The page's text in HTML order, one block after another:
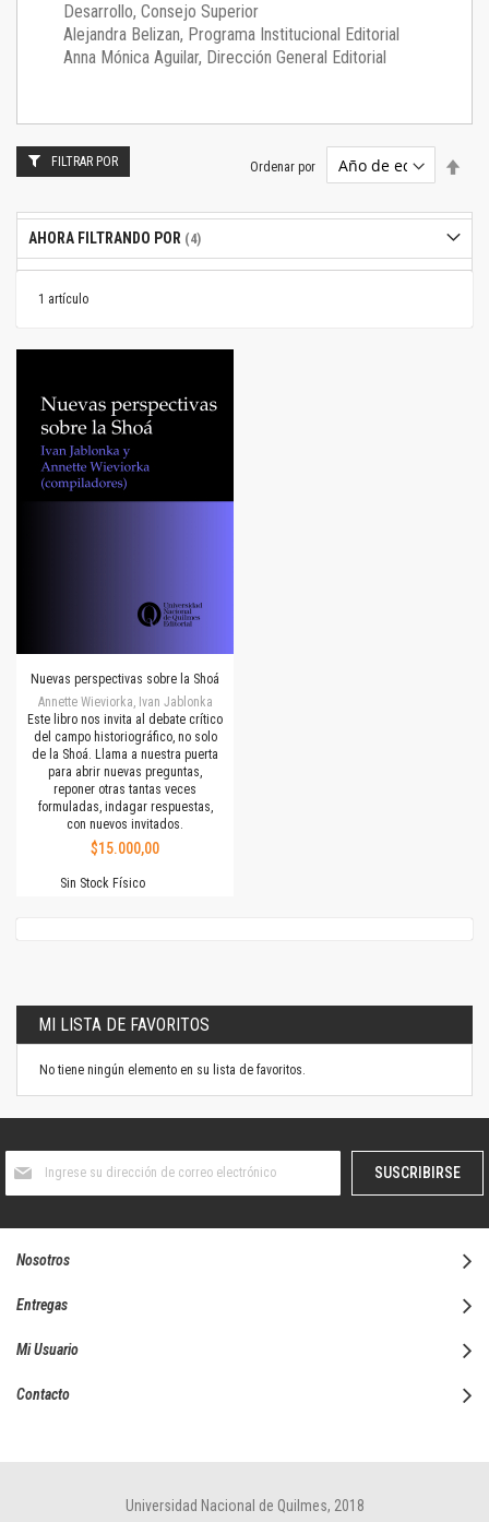
Desarrollo, Consejo Superior
Alejandra Belizan, Programa Institucional Editorial
Anna Mónica Aguilar, Dirección General Editorial
1 artículo
Ordenar por
Nuevas perspectivas sobre la Shoá
Annette Wieviorka, Ivan Jablonka
Este libro nos invita al debate crítico
del campo historiográfico, no solo
de la Shoá. Llama a nuestra puerta
para abrir nuevas preguntas,
reponer otras tantas veces
formuladas, indagar respuestas,
con nuevos invitados.
$15.000,00
Sin Stock Físico
FILTRAR POR
AHORA FILTRANDO POR
MI LISTA DE FAVORITOS
No tiene ningún elemento en su lista de favoritos.
boletín
SUSCRIBIRSE
Nosotros
Entregas
Mi Usuario
Contacto
Universidad Nacional de Quilmes, 2018